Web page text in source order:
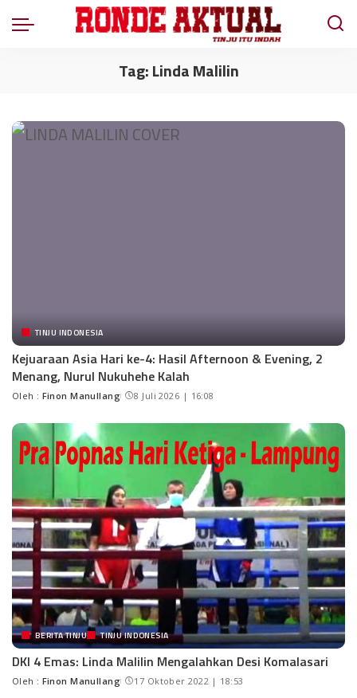
Tag:Linda Malilin
TINJU INDONESIA
Kejuaraan Asia Hari ke-4: Hasil Afternoon & Evening, 2
Menang, Nurul Nukuhehe Kalah
Oleh : Finon Manullang 8 Juli 2026 | 16:08
BERITA TINJU TINJU INDONESIA
DKI 4 Emas: Linda Malilin Mengalahkan Desi Komalasari
Oleh : Finon Manullang 17 Oktober 2022 | 18:53